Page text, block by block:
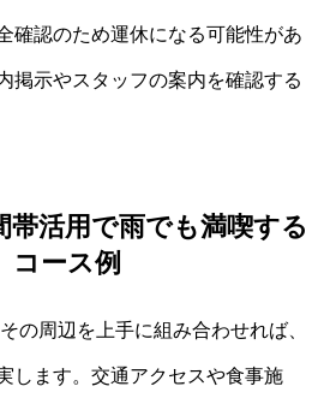
確認のため運休になる可能性があ
掲示やスタッフの案内を確認する
帯活用で雨でも満喫する
コース例
の周辺を上手に組み合わせれば、
します。交通アクセスや食事施